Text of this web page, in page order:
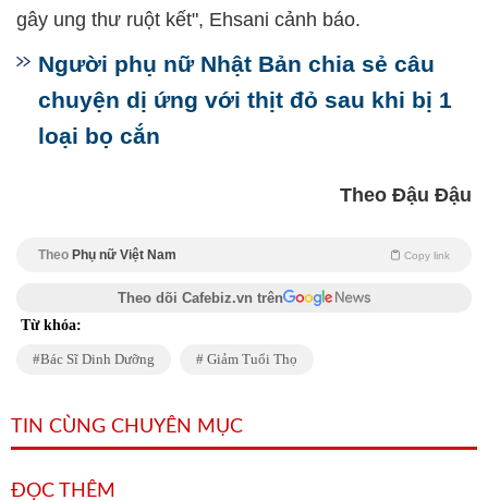
gây ung thư ruột kết", Ehsani cảnh báo.
Người phụ nữ Nhật Bản chia sẻ câu
chuyện dị ứng với thịt đỏ sau khi bị 1
loại bọ cắn
Theo Đậu Đậu
Theo Phụ nữ Việt Nam Copy link
Theo dõi Cafebiz.vn trên
Từ khóa:
Bác Sĩ Dinh Dưỡng Giảm Tuổi Thọ
TIN CÙNG CHUYÊN MỤC
ĐỌC THÊM